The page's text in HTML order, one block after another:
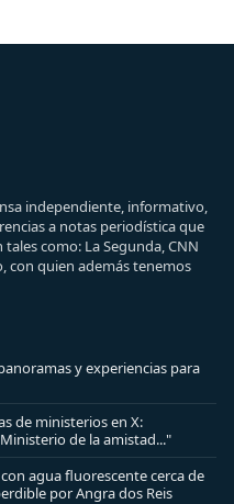
independiente, informativo,
a notas periodística que
como: La Segunda, CNN
con quien además tenemos
y experiencias para
de ministerios en X:
de la amistad..."
agua fluorescente cerca de
por Angra dos Reis